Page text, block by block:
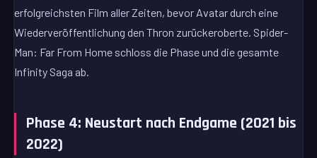
erfolgreichsten Film aller Zeiten, bevor Avatar durch eine
Wiederveröffentlichung den Thron zurückeroberte. Spider-
Man: Far From Home schloss die Phase und die gesamte
Infinity Saga ab.
Phase 4: Neustart nach Endgame (2021 bis
2022)